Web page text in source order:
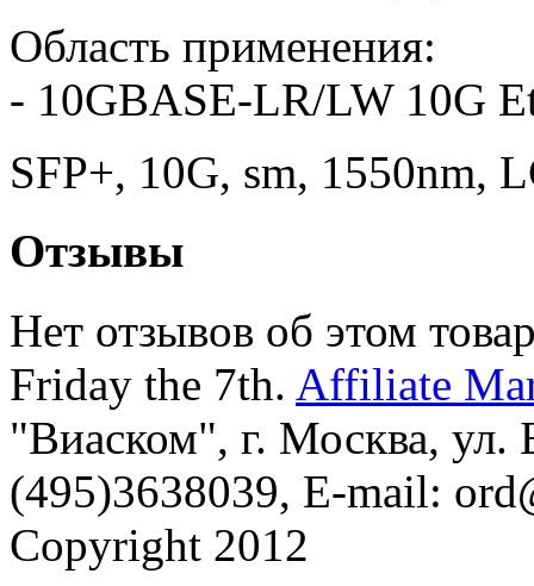
Область применения:
- 10GBASE-LR/LW 10G
SFP+, 10G, sm, 1550nm,
Отзывы
Нет отзывов об этом
Friday the 7th. Affiliate
"Виаском", г. Москва, ул.
(495)3638039, E-mail:
Copyright 2012